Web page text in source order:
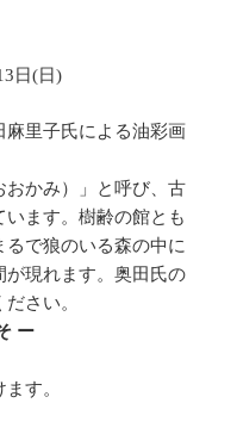
日(日)
麻里子氏による油彩画
おかみ）」と呼び、古
います。樹齢の館とも
で狼のいる森の中に
が現れます。奥田氏の
さい。
ー
す。